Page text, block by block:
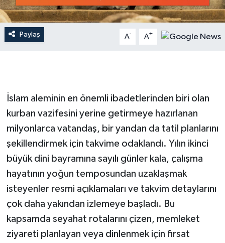
Paylaş A- A+
İslam aleminin en önemli ibadetlerinden biri olan
kurban vazifesini yerine getirmeye hazırlanan
milyonlarca vatandaş, bir yandan da tatil planlarını
şekillendirmek için takvime odaklandı. Yılın ikinci
büyük dini bayramına sayılı günler kala, çalışma
hayatının yoğun temposundan uzaklaşmak
isteyenler resmi açıklamaları ve takvim detaylarını
çok daha yakından izlemeye başladı. Bu
kapsamda seyahat rotalarını çizen, memleket
ziyareti planlayan veya dinlenmek için fırsat